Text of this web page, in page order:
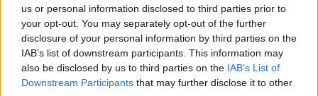
us or personal information disclosed to third parties prior to
your opt-out. You may separately opt-out of the further
disclosure of your personal information by third parties on the
IAB’s list of downstream participants. This information may
also be disclosed by us to third parties on the IAB’s List of
Downstream Participants that may further disclose it to other